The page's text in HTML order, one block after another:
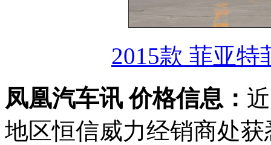
2015款 菲亚特
凤凰汽车讯 价格信息：
地区恒信威力经销商处